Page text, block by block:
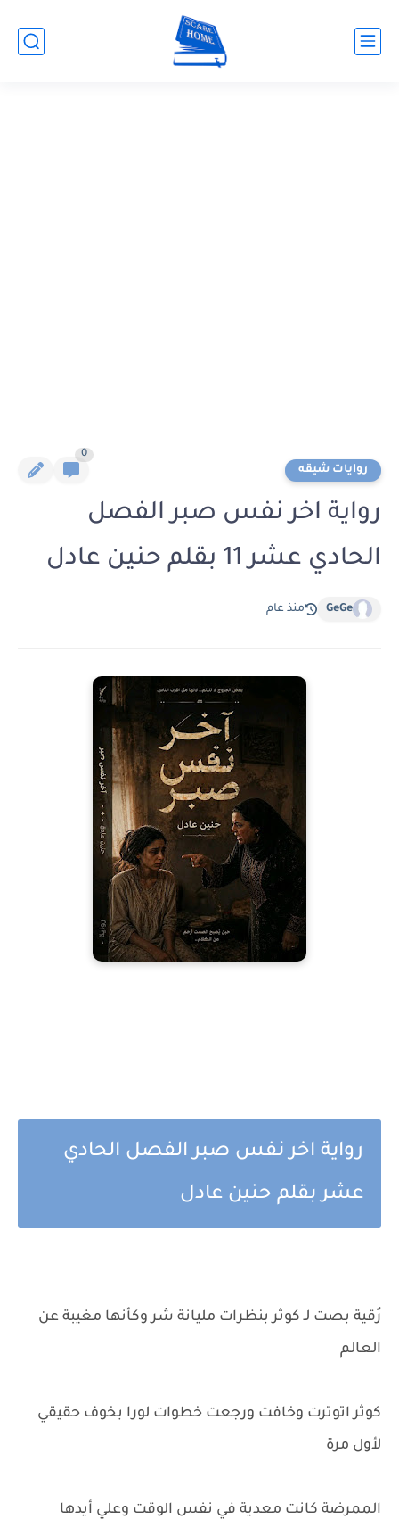
روايات شيقه
0
رواية اخر نفس صبر الفصل
الحادي عشر 11 بقلم حنين عادل
GeGe منذ عام
رواية اخر نفس صبر الفصل الحادي
عشر بقلم حنين عادل
رُقية بصت لـ كوثر بنظرات مليانة شر وكأنها مغيبة عن
العالم
كوثر اتوترت وخافت ورجعت خطوات لورا بخوف حقيقي
لأول مرة
الممرضة كانت معدية في نفس الوقت وعلي أيدها